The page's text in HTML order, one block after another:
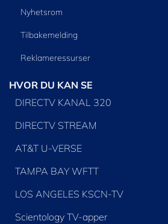
Nyhetsrom
Tilbakemelding
Reklameressurser
HVOR DU KAN SE
DIRECTV KANAL 320
DIRECTV STREAM
AT&T U-VERSE
TAMPA BAY WFTT
LOS ANGELES KSCN-TV
Scientology TV-apper